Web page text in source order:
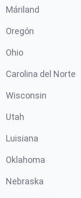
Máriland
Oregón
Ohio
Carolina del Norte
Wisconsin
Utah
Luisiana
Oklahoma
Nebraska